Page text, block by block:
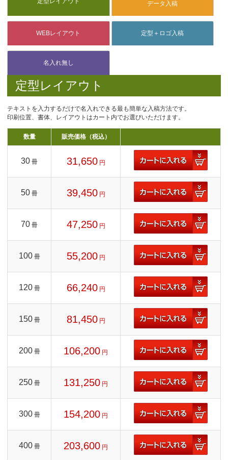
定型レイアウト
テキストを入力するだけで名入れできる最も簡単な入稿方法です。
印刷位置、書体、レイアウトはカート内でお選びいただけます。
数量 販売価格（税込）
30 冊 31,650 円
50 冊 39,450 円
70 冊 47,250 円
100 冊 55,200 円
120 冊 66,240 円
150 冊 81,450 円
200 冊 106,200 円
250 冊 131,250 円
300 冊 154,200 円
400 冊 203,600 円